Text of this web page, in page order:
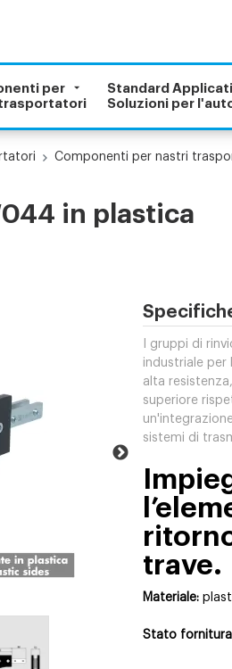
per
Standard
Soluzioni per
Componenti per nastri
in plastica
I gruppi di
industriale per
alta
superiore
sistemi di
trave.
Materiale:
Stato